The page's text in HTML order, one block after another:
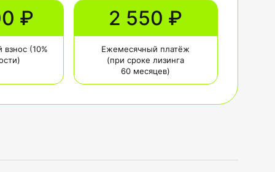
₽
(10%
2 550 ₽
Ежемесячный платёж
(при сроке лизинга
60 месяцев)